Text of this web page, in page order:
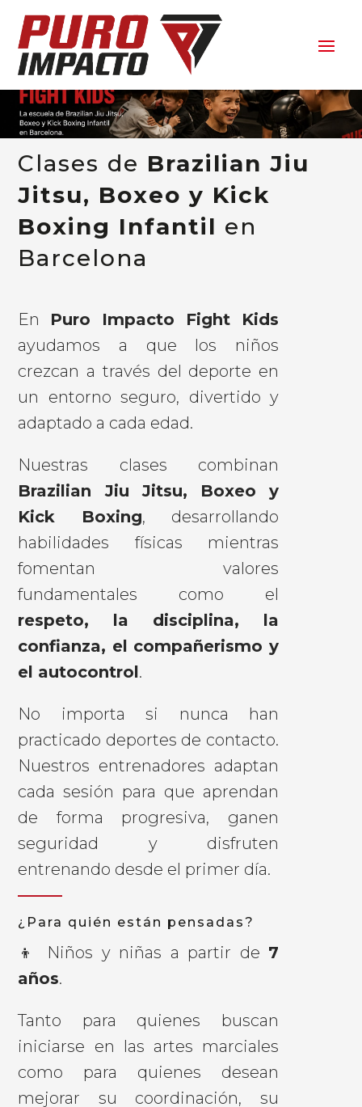
Clases de Brazilian Jiu
Jitsu, Boxeo y Kick
Boxing Infantil en
Barcelona
En Puro Impacto Fight Kids
ayudamos a que los niños
crezcan a través del deporte en
un entorno seguro, divertido y
adaptado a cada edad.
Nuestras clases combinan
Brazilian Jiu Jitsu, Boxeo y
Kick Boxing, desarrollando
habilidades físicas mientras
fomentan valores
fundamentales como el
respeto, la disciplina, la
confianza, el compañerismo y
el autocontrol.
No importa si nunca han
practicado deportes de contacto.
Nuestros entrenadores adaptan
cada sesión para que aprendan
de forma progresiva, ganen
seguridad y disfruten
entrenando desde el primer día.
¿Para quién están pensadas?
👦 Niños y niñas a partir de 7
años.
Tanto para quienes buscan
iniciarse en las artes marciales
como para quienes desean
mejorar su coordinación, su